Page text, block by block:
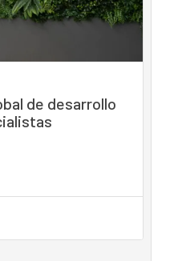
de desarrollo